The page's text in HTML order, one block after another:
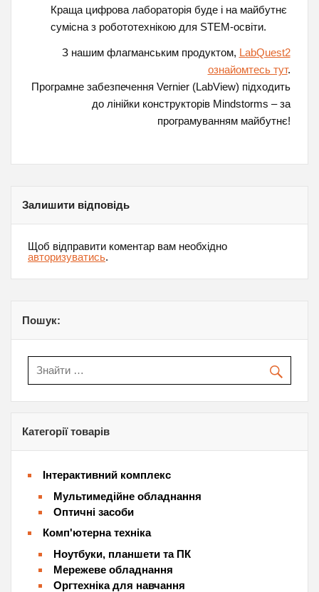
Краща цифрова лабораторія буде і на майбутнє
сумісна з робототехнікою для STEM-освіти.
З нашим флагманським продуктом, LabQuest2
ознайомтесь тут.
Програмне забезпечення Vernier (LabView) підходить
до лінійки конструкторів Mindstorms – за
програмуванням майбутнє!
Залишити відповідь
Щоб відправити коментар вам необхідно
авторизуватись.
Пошук:
Категорії товарів
Інтерактивний комплекс
Мультимедійне обладнання
Оптичні засоби
Комп'ютерна техніка
Ноутбуки, планшети та ПК
Мережеве обладнання
Оргтехніка для навчання